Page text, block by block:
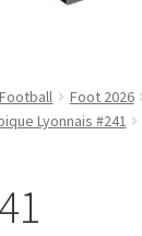
Football Foot 2026
Lyonnais #241